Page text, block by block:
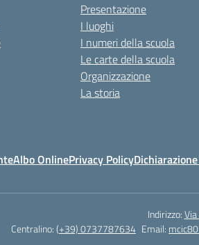
Presentazione
I luoghi
I numeri della scuola
Le carte della scuola
Organizzazione
La storia
Albo OnlinePrivacy Policy
Indirizzo:
Centralino:(+39) 0737787634 Email: